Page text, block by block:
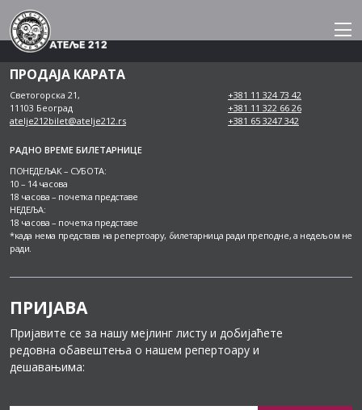
Skip
to
content
ПРОДАЈА КАРАТА
Светогорска 21,
11103 Београд
atelje212bilet@atelje212.rs
+381 11 324 73 42
+381 11 322 66 26
+381 65 3247 342
РАДНО ВРЕМЕ БИЛЕТАРНИЦЕ
ПОНЕДЕЉАК – СУБОТА:
10 – 14 часова
18 часова – почетка представе
НЕДЕЉА:
18 часова – почетка представе
*када нема представа на репертоару, билетарница ради преподне, а недељом не
ради.
ПРИЈАВА
Пријавите се за нашу мејлинг листу и добијаћете
редовна обавештења о нашем репертоару и
дешавањима: